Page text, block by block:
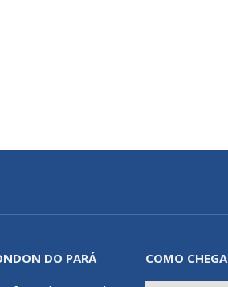
DO PARÁ
COMO